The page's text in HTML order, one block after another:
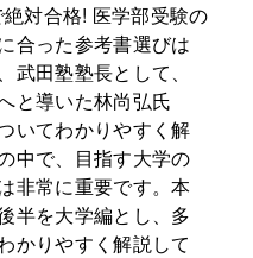
対合格! 医学部受験の
合った参考書選びは
田塾塾長として、
と導いた林尚弘氏
いてわかりやすく解
中で、目指す大学の
非常に重要です。本
半を大学編とし、多
かりやすく解説して